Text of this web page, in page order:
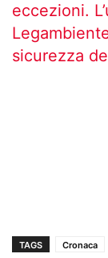
eccezioni.
sicurezza
TAGS Cronaca